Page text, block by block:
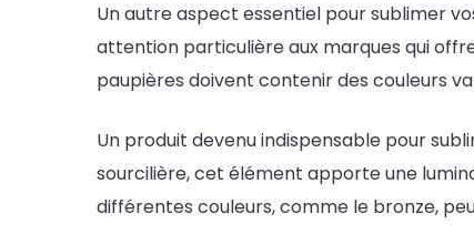
Un autre aspect essentiel pour sublimer
attention particulière aux marques qui
paupières doivent contenir des couleurs
Un produit devenu indispensable pour
sourcilière, cet élément apporte une
différentes couleurs, comme le bronze,